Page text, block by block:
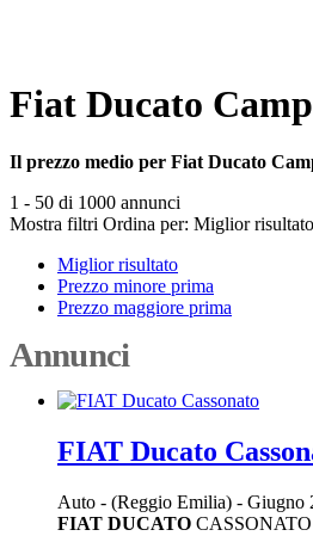
Fiat Ducato
Il prezzo medio per Fiat Ducato
1 - 50 di 1000 annunci
Mostra filtri Ordina per: Miglior risultato
Miglior risultato
Prezzo minore prima
Prezzo maggiore prima
Annunci
FIAT Ducato
Auto - (Reggio Emilia) - Giugno
FIAT DUCATO